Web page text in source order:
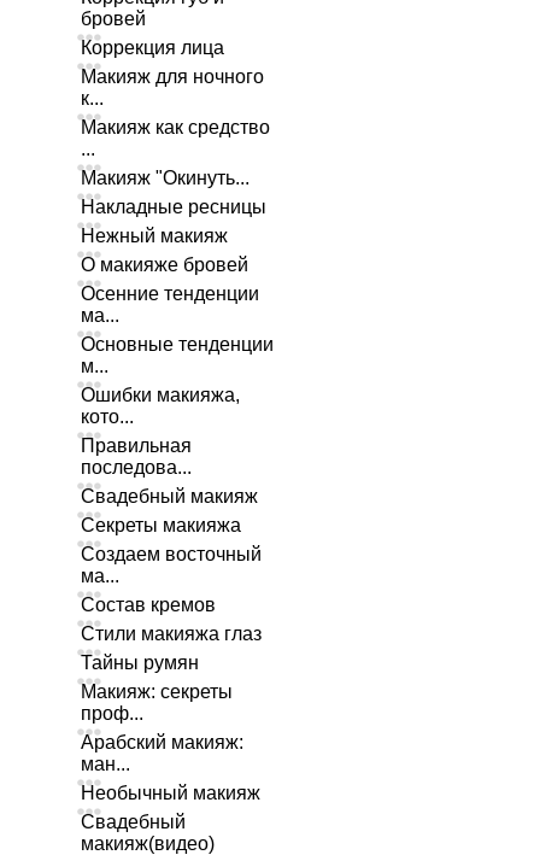
бровей
Коррекция лица
Макияж для ночного
к...
Макияж как средство
...
Макияж "Окинуть...
Накладные ресницы
Нежный макияж
О макияже бровей
Осенние тенденции
ма...
Основные тенденции
м...
Ошибки макияжа,
кото...
Правильная
последова...
Свадебный макияж
Секреты макияжа
Создаем восточный
ма...
Состав кремов
Стили макияжа глаз
Тайны румян
Макияж: секреты
проф...
Арабский макияж:
ман...
Необычный макияж
Свадебный
макияж(видео)